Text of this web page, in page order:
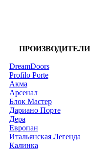
ПРОИЗВОДИТЕЛИ
DreamDoors
Profilo Porte
Акма
Арсенал
Блок Мастер
Дариано Порте
Дера
Европан
Итальянская Легенда
Калинка